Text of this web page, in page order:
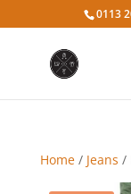
0113
Home/ Jeans /